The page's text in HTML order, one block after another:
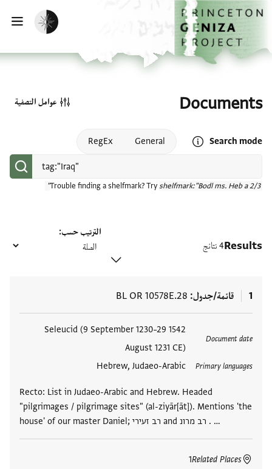
تخطي إلى المحتوى الرئيسي
الصفحة الرئيسية
تفعيل الوضع المظلم
Documents
Search mode
Open search mode help
General
RegEx
Trouble finding a shelfmark? Try shelfmark:"Bodl ms. Heb a 2/3"
عوامل التصفية
Results4 نتائج
الترتيب حسب
1 قائمة/جدول BL OR 10578E.28
Document date
1542 Seleucid (9 September 1230–29
August 1231 CE)
Primary languages
Hebrew, Judaeo-Arabic
Recto: List in Judaeo-Arabic and Hebrew. Headed
"pilgrimages / pilgrimage sites" (al-ziyār[āt]). Mentions 'the
house' of our master Daniel; רב זעירי and רב מרונ . …
Related Places
1